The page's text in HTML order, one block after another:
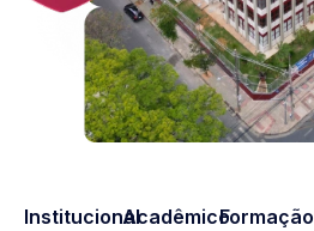
InstitucionalAcadêmicoFormação